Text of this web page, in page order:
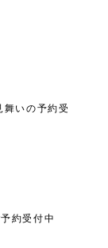
舞いの予約受
約受付中